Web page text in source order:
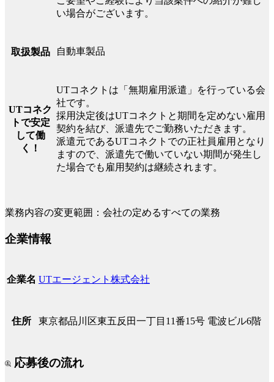
い場合がございます。
取扱製品 自動車製品
UTコネク
トで安定
して働
く！
UTコネクトは「無期雇用派遣」を行っている会
社です。
採用決定後はUTコネクトと期間を定めない雇用
契約を結び、派遣先でご勤務いただきます。
派遣元であるUTコネクトでの正社員雇用となり
ますので、派遣先で働いていない期間が発生し
た場合でも雇用契約は継続されます。
業務内容の変更範囲：会社の定めるすべての業務
企業情報
企業名 UTエージェント株式会社
住所 東京都品川区東五反田一丁目11番15号 電波ビル6階
応募後の流れ